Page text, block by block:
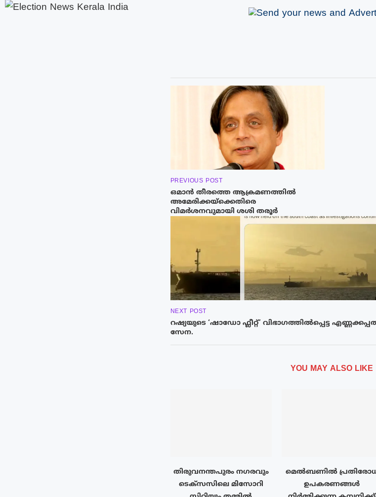
PREVIOUS POST
ഒമാൻ തീരത്തെ ആക്രമണത്തിൽ
അമേരിക്കയ്ക്കെതിരെ
വിമർശനവുമായി ശശി തരൂർ
NEXT POST
റഷ്യയുടെ ‘ഷാഡോ ഫ്ലീറ്റ്’ വിഭാഗത്തിൽപ്പെട്ട എണ്ണക്കപ്പൽ
സേന.
YOU MAY ALSO LIKE
തിരുവനന്തപുരം നഗരവും
ടെക്‌സസിലെ മിസോറി
മെൽബണിൽ
ഉപകരണങ്ങൾ